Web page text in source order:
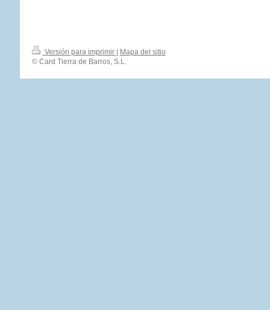
Versión para imprimir | Mapa del sitio
© Card Tierra de Barros, S.L.